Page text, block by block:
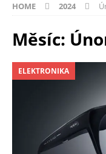
HOME 2024
Měsíc:
ELEKTRONIKA